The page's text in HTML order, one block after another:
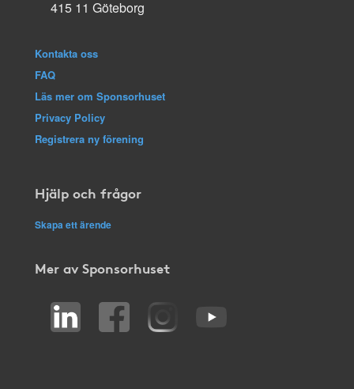
415 11 Göteborg
Kontakta oss
FAQ
Läs mer om Sponsorhuset
Privacy Policy
Registrera ny förening
Hjälp och frågor
Skapa ett ärende
Mer av Sponsorhuset